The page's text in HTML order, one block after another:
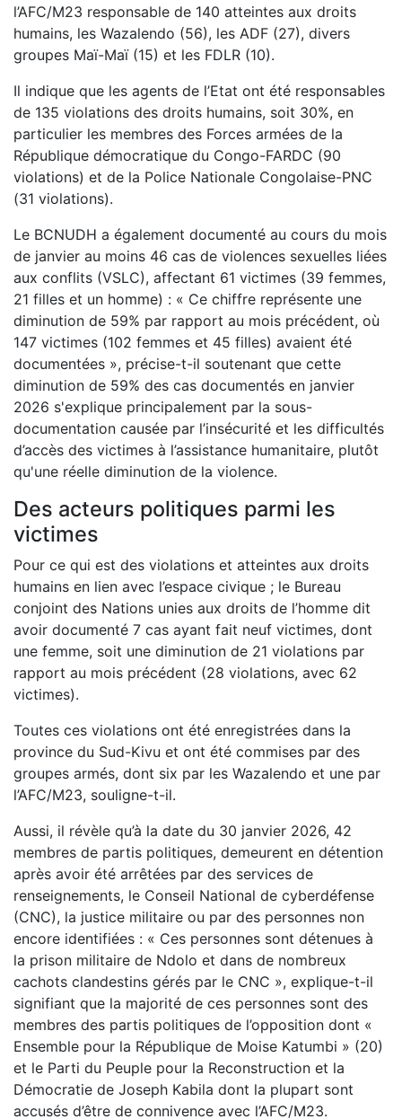
l’AFC/M23 responsable de 140 atteintes aux droits
humains, les Wazalendo (56), les ADF (27), divers
groupes Maï-Maï (15) et les FDLR (10).
Il indique que les agents de l’Etat ont été responsables
de 135 violations des droits humains, soit 30%, en
particulier les membres des Forces armées de la
République démocratique du Congo-FARDC (90
violations) et de la Police Nationale Congolaise-PNC
(31 violations).
Le BCNUDH a également documenté au cours du mois
de janvier au moins 46 cas de violences sexuelles liées
aux conflits (VSLC), affectant 61 victimes (39 femmes,
21 filles et un homme) : « Ce chiffre représente une
diminution de 59% par rapport au mois précédent, où
147 victimes (102 femmes et 45 filles) avaient été
documentées », précise-t-il soutenant que cette
diminution de 59% des cas documentés en janvier
2026 s'explique principalement par la sous-
documentation causée par l’insécurité et les difficultés
d’accès des victimes à l’assistance humanitaire, plutôt
qu'une réelle diminution de la violence.
Des acteurs politiques parmi les
victimes
Pour ce qui est des violations et atteintes aux droits
humains en lien avec l’espace civique ; le Bureau
conjoint des Nations unies aux droits de l’homme dit
avoir documenté 7 cas ayant fait neuf victimes, dont
une femme, soit une diminution de 21 violations par
rapport au mois précédent (28 violations, avec 62
victimes).
Toutes ces violations ont été enregistrées dans la
province du Sud-Kivu et ont été commises par des
groupes armés, dont six par les Wazalendo et une par
l’AFC/M23, souligne-t-il.
Aussi, il révèle qu’à la date du 30 janvier 2026, 42
membres de partis politiques, demeurent en détention
après avoir été arrêtées par des services de
renseignements, le Conseil National de cyberdéfense
(CNC), la justice militaire ou par des personnes non
encore identifiées : « Ces personnes sont détenues à
la prison militaire de Ndolo et dans de nombreux
cachots clandestins gérés par le CNC », explique-t-il
signifiant que la majorité de ces personnes sont des
membres des partis politiques de l’opposition dont «
Ensemble pour la République de Moise Katumbi » (20)
et le Parti du Peuple pour la Reconstruction et la
Démocratie de Joseph Kabila dont la plupart sont
accusés d’être de connivence avec l’AFC/M23.